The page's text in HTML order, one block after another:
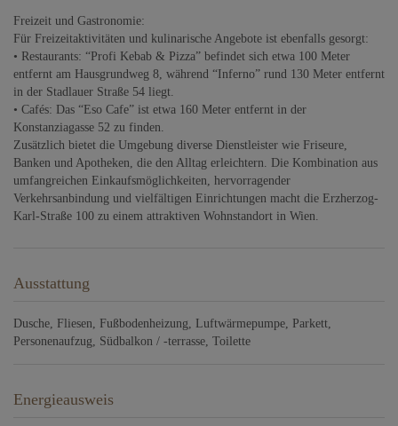
Freizeit und Gastronomie:
Für Freizeitaktivitäten und kulinarische Angebote ist ebenfalls gesorgt:
• Restaurants: “Profi Kebab & Pizza” befindet sich etwa 100 Meter
entfernt am Hausgrundweg 8, während “Inferno” rund 130 Meter entfernt
in der Stadlauer Straße 54 liegt.
• Cafés: Das “Eso Cafe” ist etwa 160 Meter entfernt in der
Konstanziagasse 52 zu finden.
Zusätzlich bietet die Umgebung diverse Dienstleister wie Friseure,
Banken und Apotheken, die den Alltag erleichtern. Die Kombination aus
umfangreichen Einkaufsmöglichkeiten, hervorragender
Verkehrsanbindung und vielfältigen Einrichtungen macht die Erzherzog-
Karl-Straße 100 zu einem attraktiven Wohnstandort in Wien.
Ausstattung
Dusche Fliesen Fußbodenheizung Luftwärmepumpe Parkett
Personenaufzug
Südbalkon / -terrasse Toilette
Energieausweis